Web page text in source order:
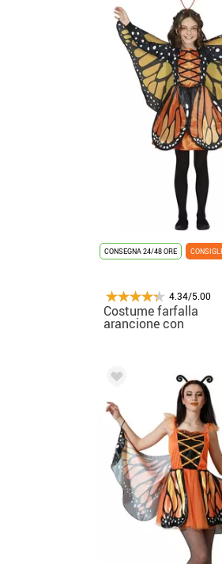
CONSEGNA 24/48 ORE
4.34/5.00
Costume farfalla
arancione con